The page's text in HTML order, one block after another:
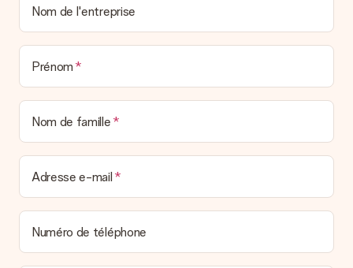
Nom de l'entreprise
Prénom
Nom de famille
Adresse e-mail
Numéro de téléphone